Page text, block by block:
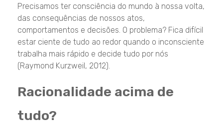
Precisamos ter consciência do mundo à nossa volta,
das consequências de nossos atos,
comportamentos e decisões. O problema? Fica difícil
estar ciente de tudo ao redor quando o inconsciente
trabalha mais rápido e decide tudo por nós
(Raymond Kurzweil, 2012).
Racionalidade acima de
tudo?